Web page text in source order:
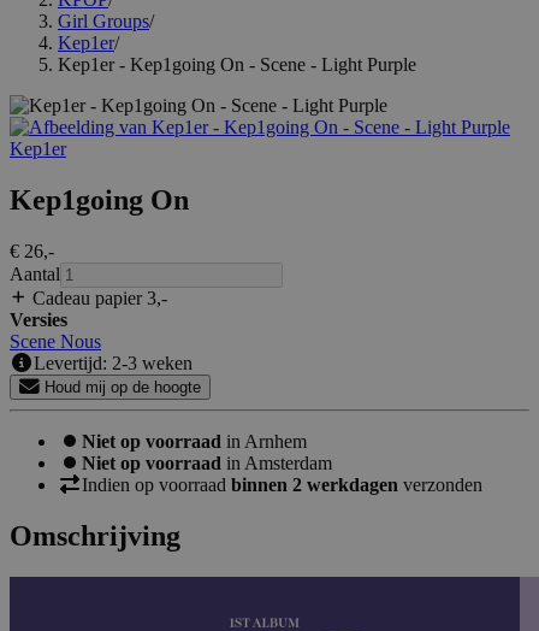
Girl Groups/
Kep1er/
Kep1er - Kep1going On - Scene - Light Purple
Kep1er
Kep1going On
€ 26,-
Aantal
Cadeau papier 3,-
Versies
Scene Nous
Levertijd: 2-3 weken
Houd mij op de hoogte
Niet op voorraad in Arnhem
Niet op voorraad in Amsterdam
Indien op voorraad binnen 2 werkdagen verzonden
Omschrijving